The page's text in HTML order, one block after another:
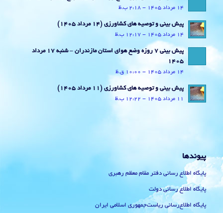
14 مرداد 1405 - 2:18 ب.ظ
پیش بینی و توصیه های کشاورزی (14 مرداد ۱۴۰۵)
14 مرداد 1405 - 12:17 ب.ظ
پیش بینی 7 روزه وضع هوای استان مازندران – شنبه 17 مرداد
1405
14 مرداد 1405 - 10:00 ق.ظ
پیش بینی و توصیه های کشاورزی (11 مرداد ۱۴۰۵)
11 مرداد 1405 - 12:22 ب.ظ
پیوندها
پایگاه اطلاع رسانی دفتر مقام معظم رهبری
پایگاه اطلاع رسانی دولت
پایگاه اطلاع‌رسانی ریاست‌جمهوری اسلامی ایران